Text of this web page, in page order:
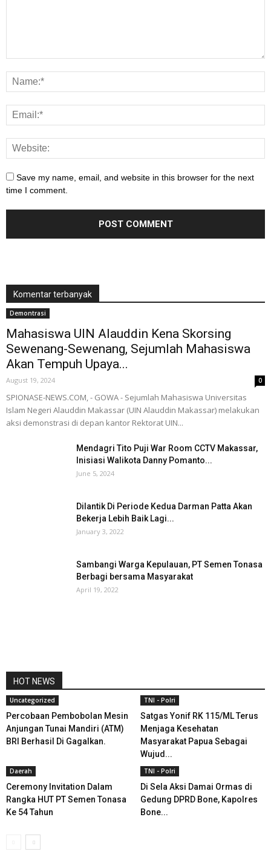
Save my name, email, and website in this browser for the next
time I comment.
Komentar terbanyak
Demontrasi
Mahasiswa UIN Alauddin Kena Skorsing
Sewenang-Sewenang, Sejumlah Mahasiswa
Akan Tempuh Upaya...
August 19, 2024 0
SPIONASE-NEWS.COM, - GOWA - Sejumlah Mahasiswa Universitas
Islam Negeri Alauddin Makassar (UIN Alauddin Makassar) melakukan
aksi demonstrasi di depan kantor Rektorat UIN...
Mendagri Tito Puji War Room CCTV Makassar,
Inisiasi Walikota Danny Pomanto...
June 5, 2024
Dilantik Di Periode Kedua Darman Patta Akan
Bekerja Lebih Baik Lagi...
January 3, 2022
Sambangi Warga Kepulauan, PT Semen Tonasa
Berbagi bersama Masyarakat
April 19, 2022
HOT NEWS
Uncategorized
Percobaan Pembobolan Mesin
Anjungan Tunai Mandiri (ATM)
BRI Berhasil Di Gagalkan.
TNI - Polri
Satgas Yonif RK 115/ML Terus
Menjaga Kesehatan
Masyarakat Papua Sebagai
Wujud...
Daerah
Ceremony Invitation Dalam
Rangka HUT PT Semen Tonasa
Ke 54 Tahun
TNI - Polri
Di Sela Aksi Damai Ormas di
Gedung DPRD Bone, Kapolres
Bone...